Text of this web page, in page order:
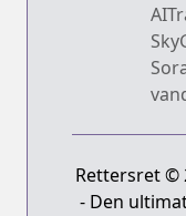
Rettersret ©
- Den